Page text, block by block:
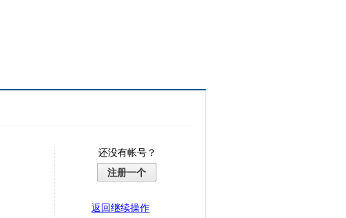
还没有帐号？
注册一个
返回继续操作